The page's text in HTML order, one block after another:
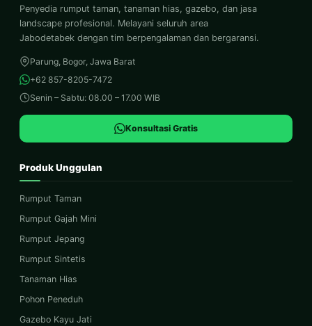
Penyedia rumput taman, tanaman hias, gazebo, dan jasa
landscape profesional. Melayani seluruh area
Jabodetabek dengan tim berpengalaman dan bergaransi.
Parung, Bogor, Jawa Barat
+62 857-8205-7472
Senin – Sabtu: 08.00 – 17.00 WIB
Konsultasi Gratis
Produk Unggulan
Rumput Taman
Rumput Gajah Mini
Rumput Jepang
Rumput Sintetis
Tanaman Hias
Pohon Peneduh
Gazebo Kayu Jati